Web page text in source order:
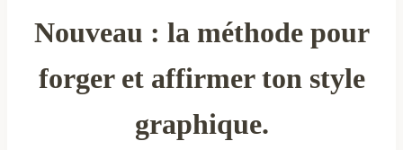
Nouveau : la méthode pour
forger et affirmer ton style
graphique.